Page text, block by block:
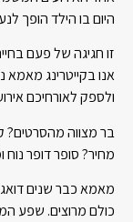
היום בו הילד הופך
זו חגיגה של פעם
אנו בקייטרינג
ולספק לאורחיכם
בר מצווה מהסרטים?
מחיר? סופר דופר
מאמא כבר שנים
כולם מרוצים. שפע